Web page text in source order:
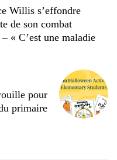
Willis s’effondre
de son combat
« C’est une maladie
pour
primaire